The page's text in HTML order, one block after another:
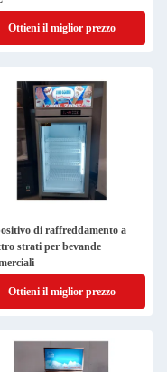
Ottieni il miglior prezzo
di raffreddamento a
strati per bevande
Ottieni il miglior prezzo